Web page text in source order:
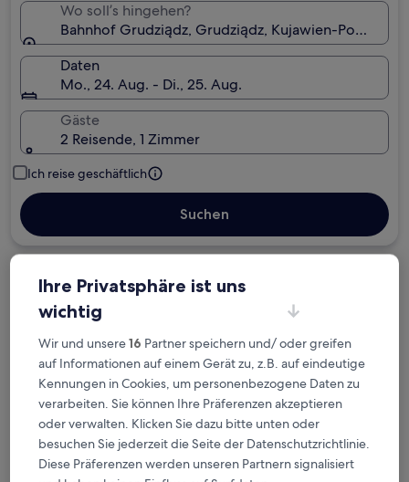
Wo soll’s hingehen?
Bahnhof Grudziądz, Grudziądz, Kujawien-
Daten
Mo., 24. Aug. - Di., 25. Aug.
Gäste
2 Reisende, 1 Zimmer
Ich reise geschäftlich
Suchen
Kostenlose Stornierung bei
Planänderungen
Verdiene Prämien für jede
wahrgenommene Übernachtung
Mehr sparen mit Preisen für Mitglieder
Ihre Privatsphäre ist uns
wichtig
Wir und unsere16 Partner speichern und/ oder greifen
auf Informationen auf einem Gerät zu, z.B. auf eindeutige
Kennungen in Cookies, um personenbezogene Daten zu
verarbeiten. Sie können Ihre Präferenzen akzeptieren
oder verwalten. Klicken Sie dazu bitte unten oder
besuchen Sie jederzeit die Seite der Datenschutzrichtlinie.
Diese Präferenzen werden unseren Partnern signalisiert